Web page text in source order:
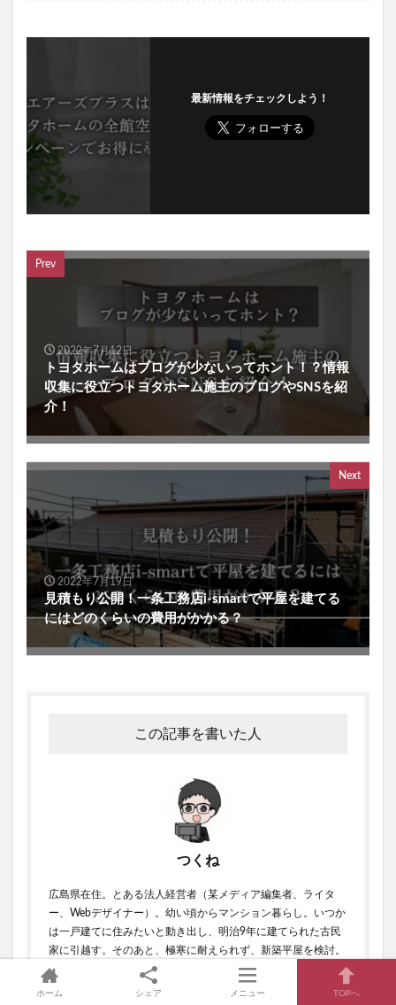
最新情報をチェックしよう！
Prev
2022年7月12日
トヨタホームはブログが少ないってホント！？情報
収集に役立つトヨタホーム施主のブログやSNSを紹
介！
Next
2022年7月19日
見積もり公開！一条工務店i-smartで平屋を建てる
にはどのくらいの費用がかかる？
この記事を書いた人
つくね
広島県在住。とある法人経営者（某メディア編集者、ライタ
ー、Webデザイナー）。幼い頃からマンション暮らし。いつか
は一戸建てに住みたいと動き出し、明治9年に建てられた古民
家に引越す。そのあと、極寒に耐えられず、新築平屋を検討。
経営者は住宅ローンの審査が厳しいと聞く中、無事ローン審査
に通過してトヨタホームで平屋を建てる。トヨタホームでの家
ホーム シェア メニュー TOPへ